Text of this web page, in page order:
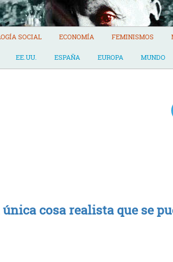
SOCIAL ECONOMÍA FEMINISMOS
EE.UU. ESPAÑA EUROPA MUNDO
cosa realista que se